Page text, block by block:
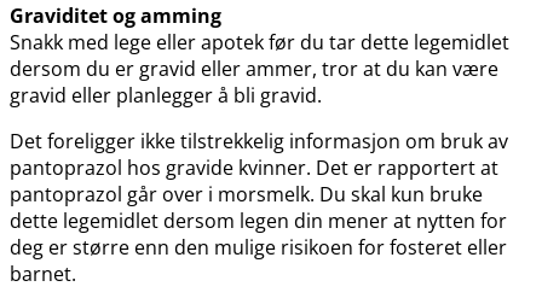
Graviditet og amming
Snakk med lege eller apotek før du tar dette legemidlet
dersom du er gravid eller ammer, tror at du kan være
gravid eller planlegger å bli gravid.
Det foreligger ikke tilstrekkelig informasjon om bruk av
pantoprazol hos gravide kvinner. Det er rapportert at
pantoprazol går over i morsmelk. Du skal kun bruke
dette legemidlet dersom legen din mener at nytten for
deg er større enn den mulige risikoen for fosteret eller
barnet.